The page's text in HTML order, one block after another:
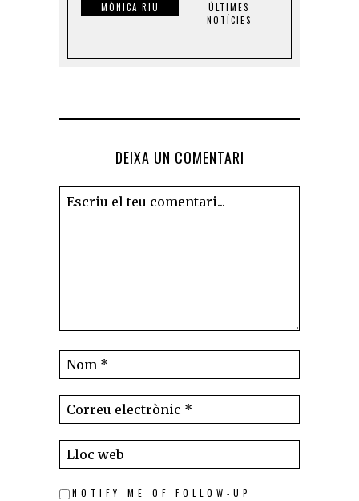
MÒNICA RIU
ÚLTIMES
NOTÍCIES
DEIXA UN COMENTARI
NOTIFY ME OF FOLLOW-UP